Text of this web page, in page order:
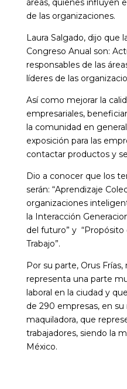
áreas, quienes influyen
de las organizaciones.
Laura Salgado, dijo que
Congreso Anual son:
responsables de las
líderes de las
Así como mejorar la
empresariales,
la comunidad en
exposición para las
contactar productos y
Dio a conocer que los
serán: “Aprendizaje
organizaciones
la Interacción
del futuro” y
Trabajo”.
Por su parte, Orus
representa una parte
laboral en la ciudad y
de 290 empresas, en
maquiladora, que
trabajadores, siendo la
México.